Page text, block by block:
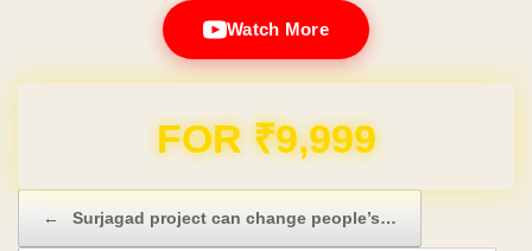
Watch More
Domain & Hosting FREE for 1 Year
← Surjagad project can change people’s…